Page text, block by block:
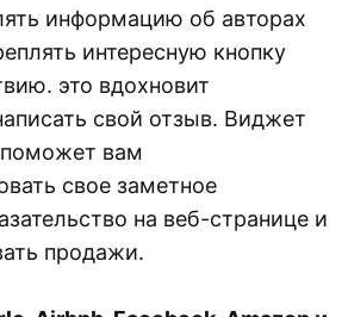
информацию об авторах
интересную кнопку
это вдохновит
свой отзыв. Виджет
вам
свое заметное
на веб-странице и
продажи.